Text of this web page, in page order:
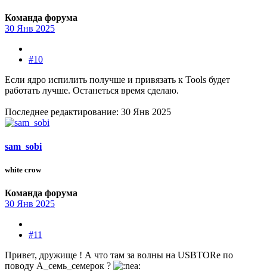
Команда форума
30 Янв 2025
#10
Если ядро испилить получше и привязать к Tools будет
работать лучше. Останеться время сделаю.
Последнее редактирование: 30 Янв 2025
sam_sobi
white crow
Команда форума
30 Янв 2025
#11
Привет, дружище ! А что там за волны на USBTORе по
поводу А_семь_семерок ?